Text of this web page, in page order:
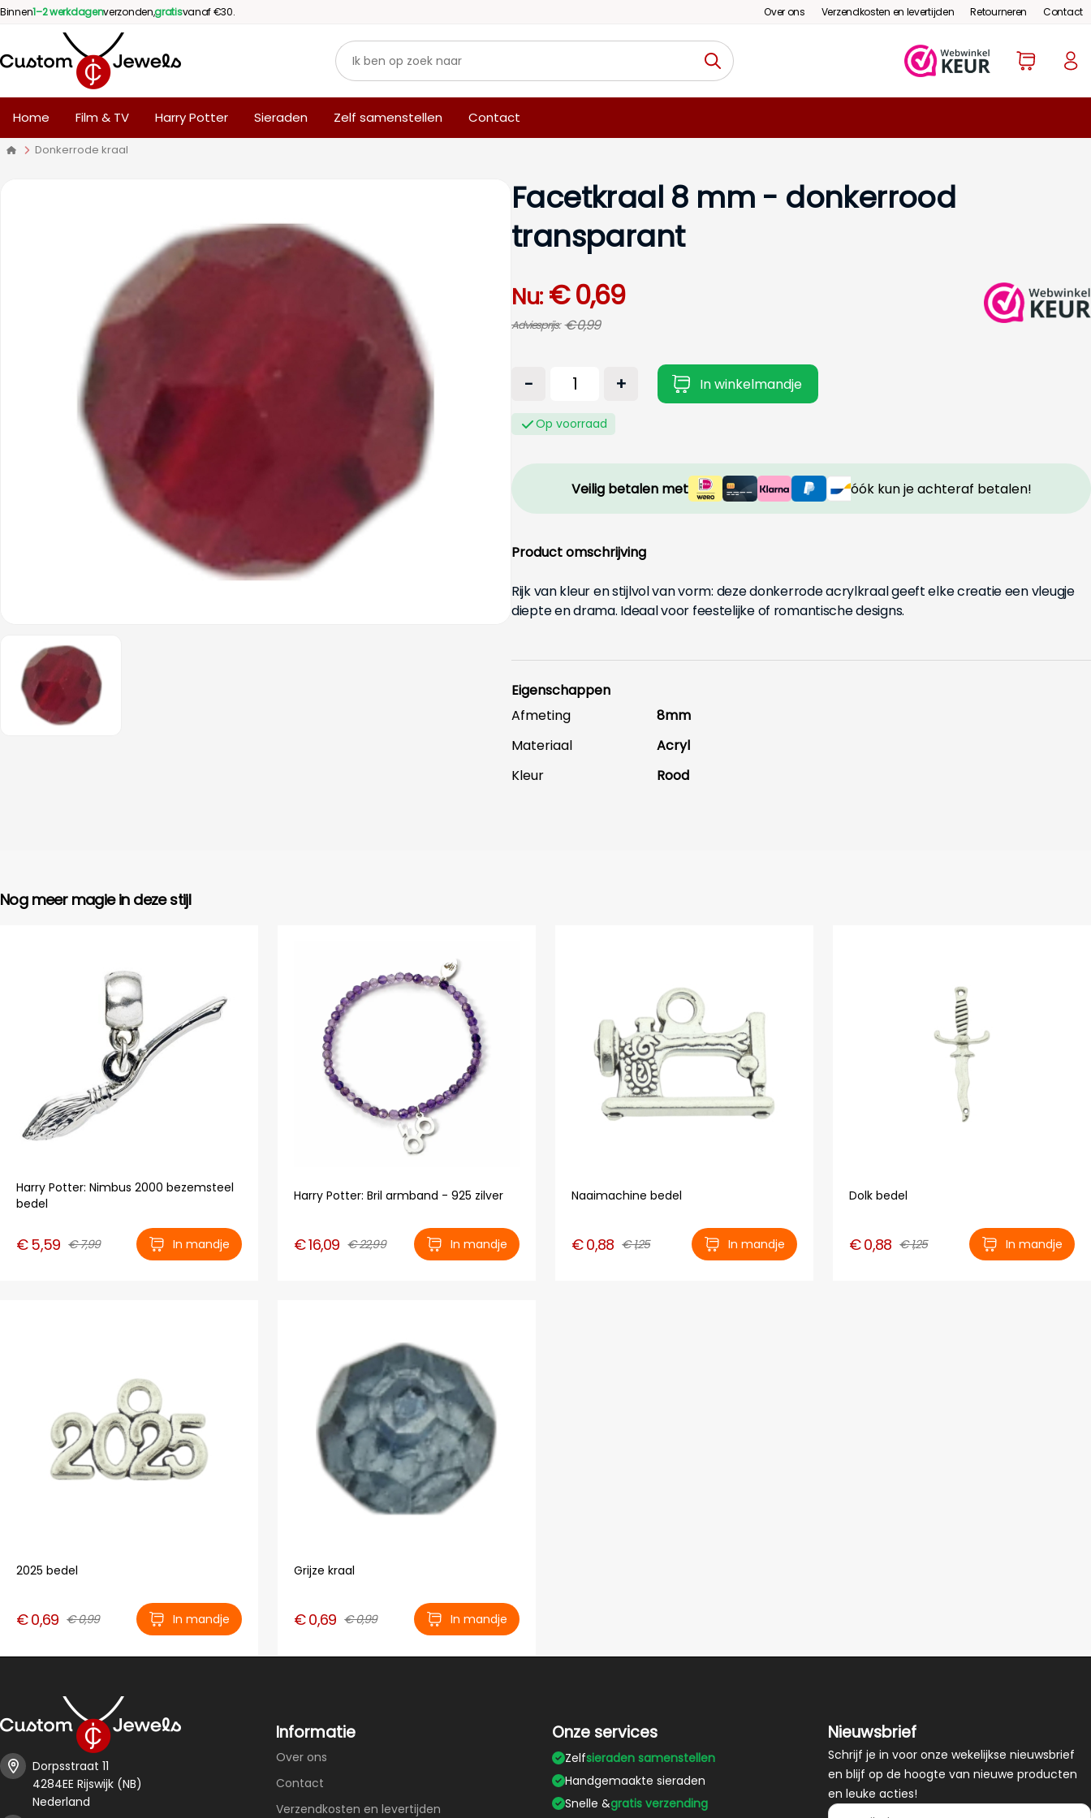
Binnen1–2 werkdagenverzonden,gratisvanaf €30. Over ons Verzendkosten en levertijden Retourneren Contact
Home Film & TV Harry Potter Sieraden Zelf samenstellen Contact
Donkerrode kraal
Facetkraal 8 mm - donkerrood
transparant
Nu:€ 0,69
Adviesprijs: € 0,99
- + In winkelmandje
Op voorraad
Veilig betalen met óók kun je achteraf betalen!
Product omschrijving
Rijk van kleur en stijlvol van vorm: deze donkerrode acrylkraal geeft elke creatie een vleugje
diepte en drama. Ideaal voor feestelijke of romantische designs.
Eigenschappen
Afmeting
8mm
Materiaal
Acryl
Kleur
Rood
Nog meer magie in deze stijl
Harry Potter: Nimbus 2000 bezemsteel
bedel
€ 5,59 € 7,99 In mandje
Harry Potter: Bril armband - 925 zilver
€ 16,09 € 22,99 In mandje
Naaimachine bedel
€ 0,88 € 1,25 In mandje
Dolk bedel
€ 0,88 € 1,25 In mandje
2025 bedel
€ 0,69 € 0,99 In mandje
Grijze kraal
€ 0,69 € 0,99 In mandje
Dorpsstraat 11
4284EE Rijswijk (NB)
Nederland
Informatie
Over ons
Contact
Verzendkosten en levertijden
Onze services
Zelfsieraden samenstellen
Handgemaakte sieraden
Snelle &gratis verzending
Nieuwsbrief
Schrijf je in voor onze wekelijkse nieuwsbrief
en blijf op de hoogte van nieuwe producten
en leuke acties!